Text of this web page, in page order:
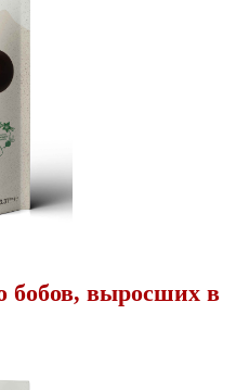
бобов, выросших в